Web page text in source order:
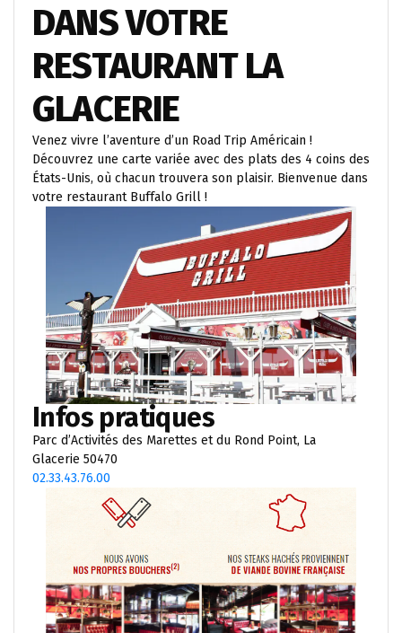
DANS VOTRE
RESTAURANT LA
GLACERIE
Venez vivre l’aventure d’un Road Trip Américain !
Découvrez une carte variée avec des plats des 4 coins des
États-Unis, où chacun trouvera son plaisir. Bienvenue dans
votre restaurant Buffalo Grill !
Infos pratiques
Parc d’Activités des Marettes et du Rond Point, La
Glacerie 50470
02.33.43.76.00